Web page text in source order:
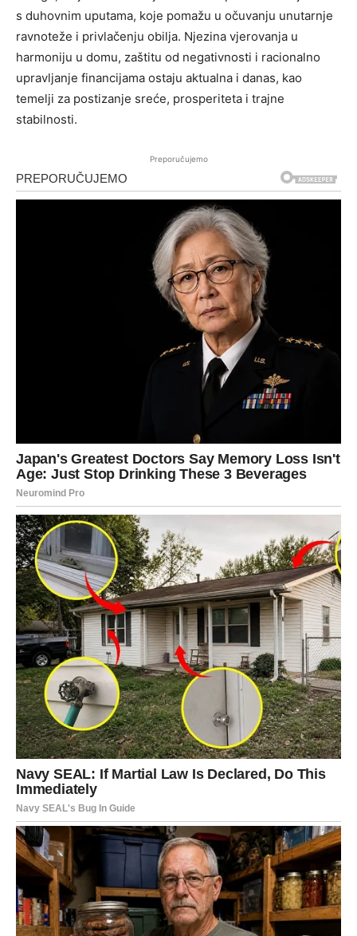
s duhovnim uputama, koje pomažu u očuvanju unutarnje
ravnoteže i privlačenju obilja. Njezina vjerovanja u
harmoniju u domu, zaštitu od negativnosti i racionalno
upravljanje financijama ostaju aktualna i danas, kao
temelji za postizanje sreće, prosperiteta i trajne
stabilnosti.
Preporučujemo